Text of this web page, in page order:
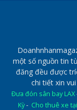
một số nguồn tin
đăng đều được
chi tiết xin
Đưa đón sân bay LAX
Kỳ- Cho thuê xe